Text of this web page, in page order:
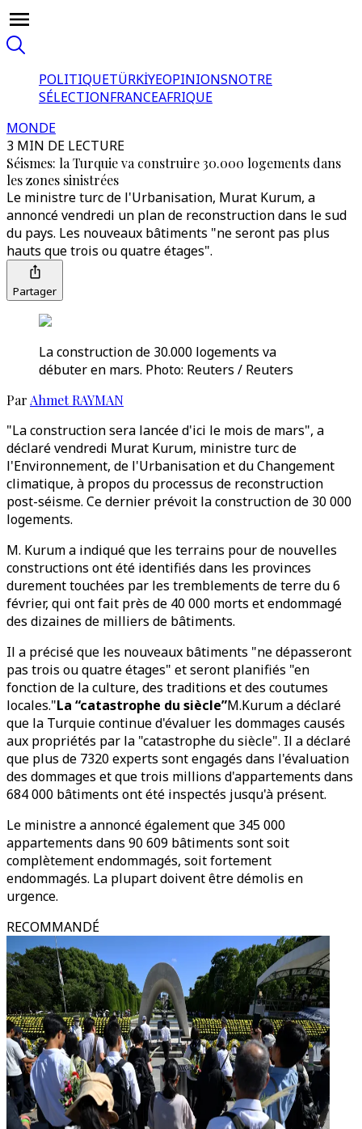
POLITIQUETÜRKİYEOPINIONSNOTRE
SÉLECTIONFRANCEAFRIQUE
MONDE
3 MIN DE LECTURE
Séismes: la Turquie va construire 30.000 logements dans
les zones sinistrées
Le ministre turc de l'Urbanisation, Murat Kurum, a
annoncé vendredi un plan de reconstruction dans le sud
du pays. Les nouveaux bâtiments "ne seront pas plus
hauts que trois ou quatre étages".
Partager
La construction de 30.000 logements va
débuter en mars. Photo: Reuters / Reuters
Par Ahmet RAYMAN
"La construction sera lancée d'ici le mois de mars", a
déclaré vendredi Murat Kurum, ministre turc de
l'Environnement, de l'Urbanisation et du Changement
climatique, à propos du processus de reconstruction
post-séisme. Ce dernier prévoit la construction de 30 000
logements.
M. Kurum a indiqué que les terrains pour de nouvelles
constructions ont été identifiés dans les provinces
durement touchées par les tremblements de terre du 6
février, qui ont fait près de 40 000 morts et endommagé
des dizaines de milliers de bâtiments.
Il a précisé que les nouveaux bâtiments "ne dépasseront
pas trois ou quatre étages" et seront planifiés "en
fonction de la culture, des traditions et des coutumes
locales."La “catastrophe du siècle”M.Kurum a déclaré
que la Turquie continue d'évaluer les dommages causés
aux propriétés par la "catastrophe du siècle". Il a déclaré
que plus de 7320 experts sont engagés dans l'évaluation
des dommages et que trois millions d'appartements dans
684 000 bâtiments ont été inspectés jusqu'à présent.
Le ministre a annoncé également que 345 000
appartements dans 90 609 bâtiments sont soit
complètement endommagés, soit fortement
endommagés. La plupart doivent être démolis en
urgence.
RECOMMANDÉ